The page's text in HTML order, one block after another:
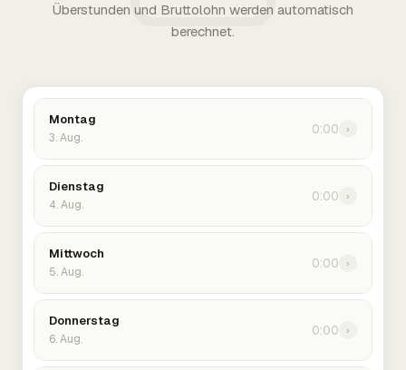
Überstunden und Bruttolohn werden automatisch
berechnet.
Montag
3. Aug.
0:00 ›
Dienstag
4. Aug.
0:00 ›
Mittwoch
5. Aug.
0:00 ›
Donnerstag
6. Aug.
0:00 ›